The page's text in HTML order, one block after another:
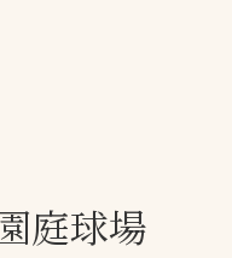
一覧を見る
庭球場